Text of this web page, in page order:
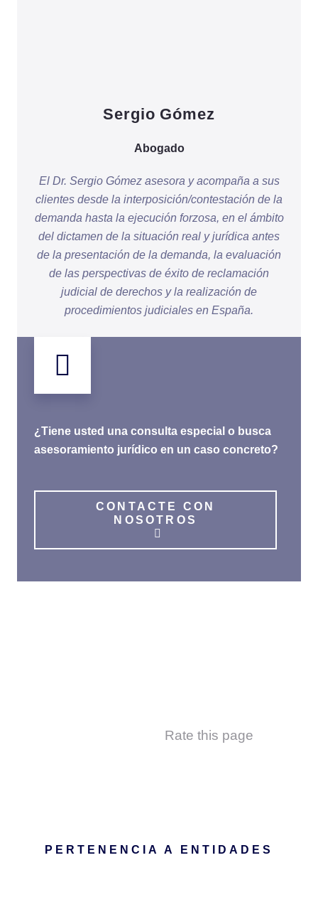
Sergio Gómez
Abogado
El Dr. Sergio Gómez asesora y acompaña a sus
clientes desde la interposición/contestación de la
demanda hasta la ejecución forzosa, en el ámbito
del dictamen de la situación real y jurídica antes
de la presentación de la demanda, la evaluación
de las perspectivas de éxito de reclamación
judicial de derechos y la realización de
procedimientos judiciales en España.
¿Tiene usted una consulta especial o busca
asesoramiento jurídico en un caso concreto?
CONTACTE CON
NOSOTROS
Rate this page
PERTENENCIA A ENTIDADES